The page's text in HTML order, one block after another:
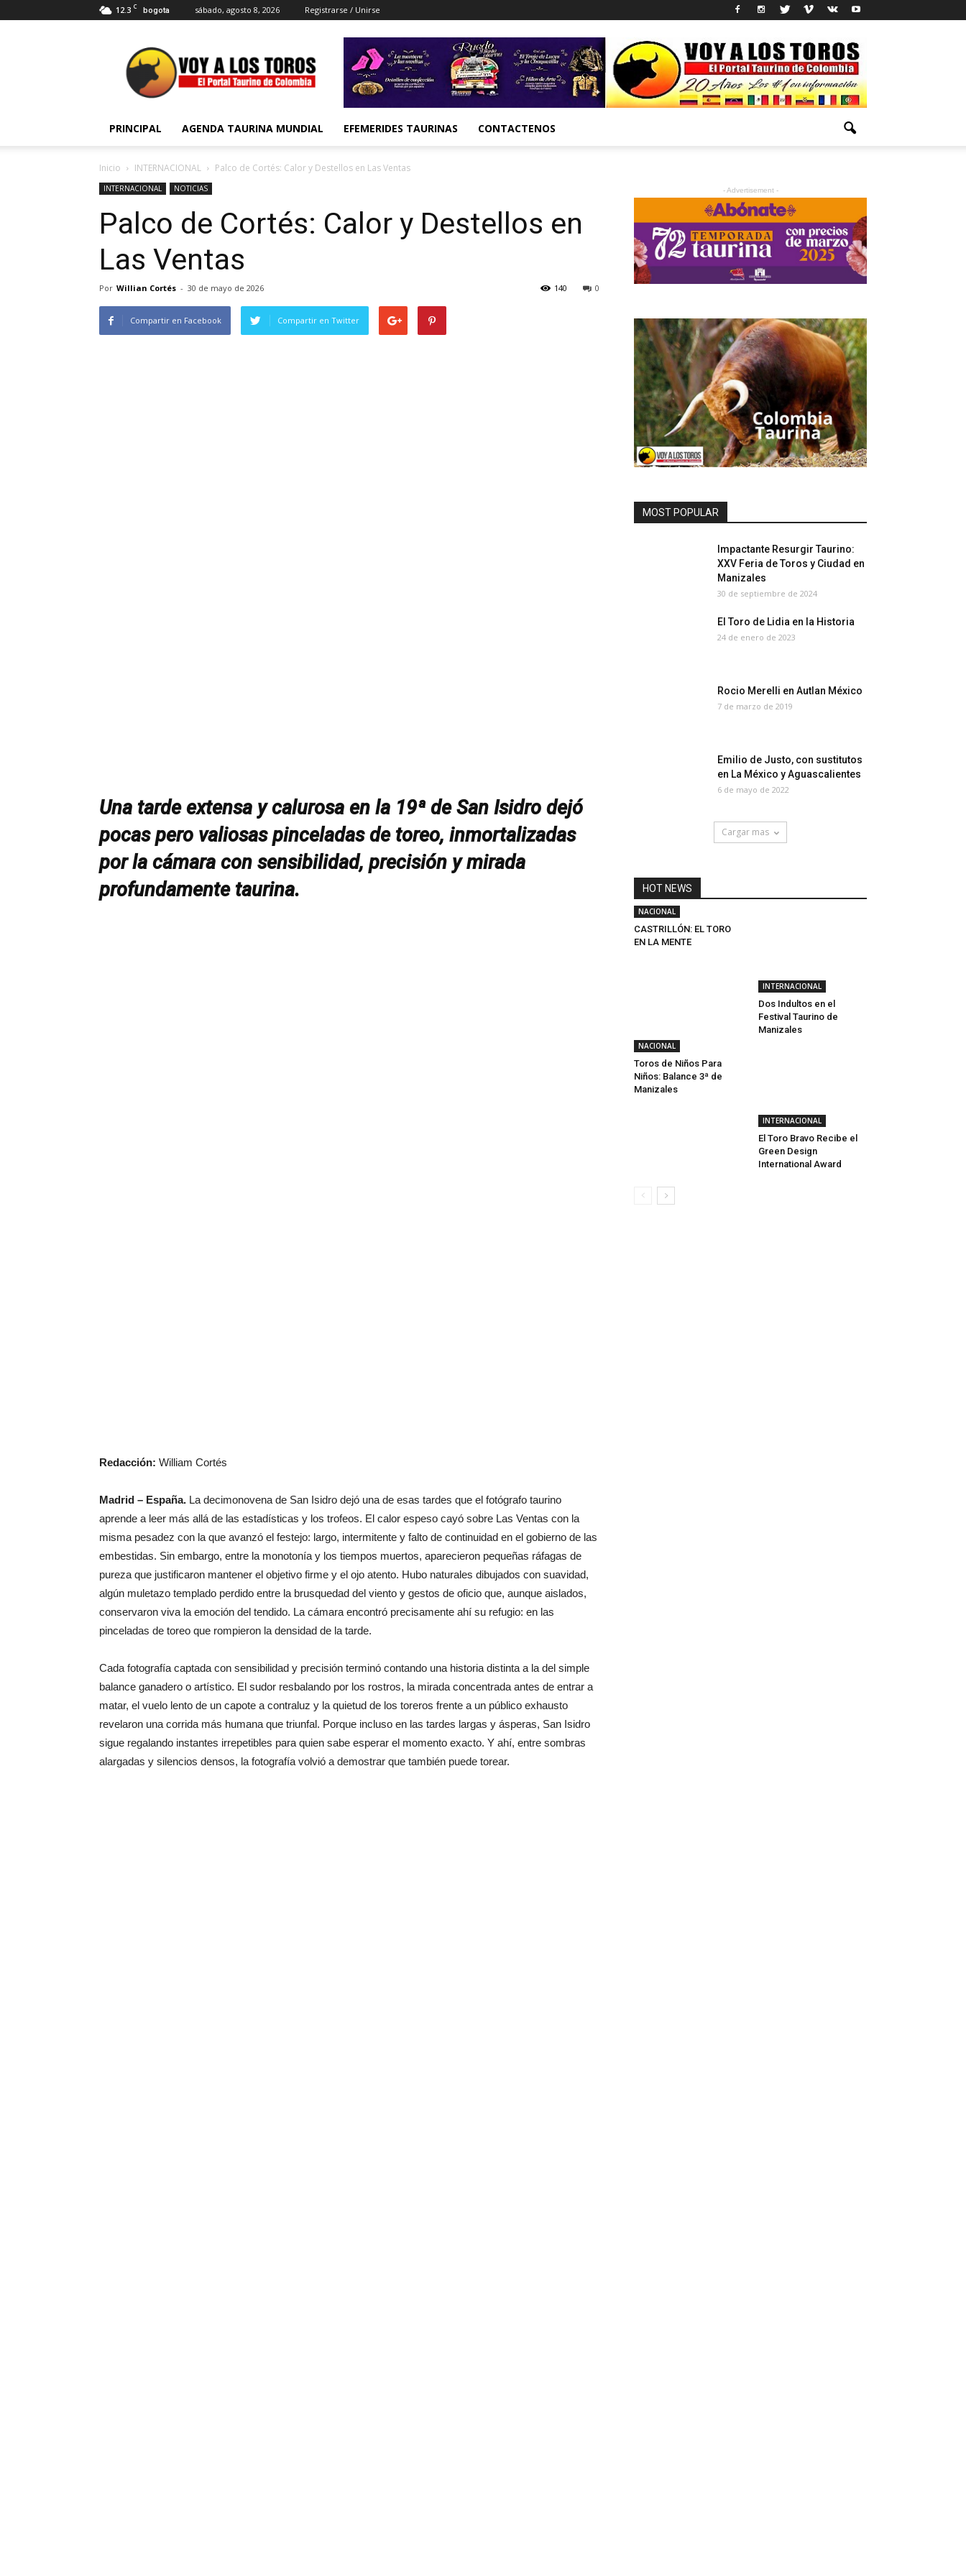
12.3 C bogota sábado, agosto 8, 2026 Registrarse / Unirse
Voy
a
Los
Toros
PRINCIPAL AGENDA TAURINA MUNDIAL EFEMERIDES TAURINAS CONTACTENOS
Inicio INTERNACIONAL Palco de Cortés: Calor y Destellos en Las Ventas
INTERNACIONAL NOTICIAS
Palco de Cortés: Calor y Destellos en
Las Ventas
Por Willian Cortés - 30 de mayo de 2026 0
140
Compartir en Facebook Compartir en Twitter
Una tarde extensa y calurosa en la 19ª de San Isidro dejó
pocas pero valiosas pinceladas de toreo, inmortalizadas
por la cámara con sensibilidad, precisión y mirada
profundamente taurina.
Redacción: William Cortés
Madrid – España. La decimonovena de San Isidro dejó una de esas tardes que el fotógrafo taurino
aprende a leer más allá de las estadísticas y los trofeos. El calor espeso cayó sobre Las Ventas con la
misma pesadez con la que avanzó el festejo: largo, intermitente y falto de continuidad en el gobierno de las
embestidas. Sin embargo, entre la monotonía y los tiempos muertos, aparecieron pequeñas ráfagas de
pureza que justificaron mantener el objetivo firme y el ojo atento. Hubo naturales dibujados con suavidad,
algún muletazo templado perdido entre la brusquedad del viento y gestos de oficio que, aunque aislados,
conservaron viva la emoción del tendido. La cámara encontró precisamente ahí su refugio: en las
pinceladas de toreo que rompieron la densidad de la tarde.
Cada fotografía captada con sensibilidad y precisión terminó contando una historia distinta a la del simple
balance ganadero o artístico. El sudor resbalando por los rostros, la mirada concentrada antes de entrar a
matar, el vuelo lento de un capote a contraluz y la quietud de los toreros frente a un público exhausto
revelaron una corrida más humana que triunfal. Porque incluso en las tardes largas y ásperas, San Isidro
sigue regalando instantes irrepetibles para quien sabe esperar el momento exacto. Y ahí, entre sombras
alargadas y silencios densos, la fotografía volvió a demostrar que también puede torear.
- Advertisement -
MOST POPULAR
Impactante Resurgir Taurino:
XXV Feria de Toros y Ciudad en
Manizales
30 de septiembre de 2024
El Toro de Lidia en la Historia
24 de enero de 2023
Rocio Merelli en Autlan México
7 de marzo de 2019
Emilio de Justo, con sustitutos
en La México y Aguascalientes
6 de mayo de 2022
Cargar mas
HOT NEWS
NACIONAL
CASTRILLÓN: EL TORO
EN LA MENTE
INTERNACIONAL
Dos Indultos en el
Festival Taurino de
Manizales
NACIONAL
Toros de Niños Para
Niños: Balance 3ª de
Manizales
INTERNACIONAL
El Toro Bravo Recibe el
Green Design
International Award